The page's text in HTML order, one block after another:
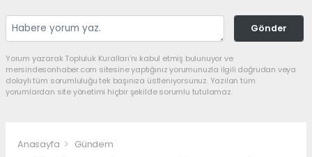
Gönder
Yorum yazarak Topluluk Kuralları’nı kabul etmiş bulunuyor ve
mersindesonhaber.com sitesine yaptığınız yorumunuzla ilgili doğrudan veya
dolaylı tüm sorumluluğu tek başınıza üstleniyorsunuz. Yazılan tüm
yorumlardan site yönetimi hiçbir şekilde sorumlu tutulamaz.
Anasayfa Gündem